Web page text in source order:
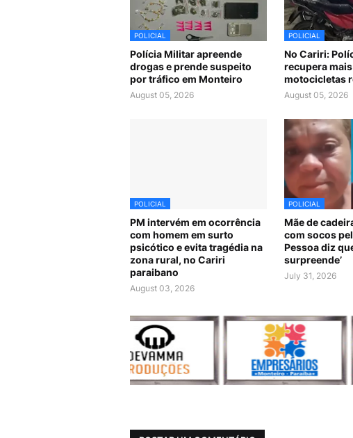
POLICIAL
Polícia Militar apreende
drogas e prende suspeito
por tráfico em Monteiro
August 05, 2026
POLICIAL
No Cariri:
recupera
motocicletas
August 05, 2026
POLICIAL
PM intervém em ocorrência
com homem em surto
psicótico e evita tragédia na
zona rural, no Cariri
paraibano
August 03, 2026
POLICIAL
Mãe de
com socos
Pessoa diz
surpreende’
July 31, 2026